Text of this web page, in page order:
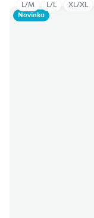
Novinka
L/M L/L XL/XL